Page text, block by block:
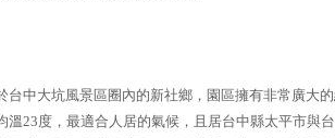
台中大坑風景區圈內的新社鄉，園區擁有非常廣大
溫23度，最適合人居的氣候，且居台中縣太平市與